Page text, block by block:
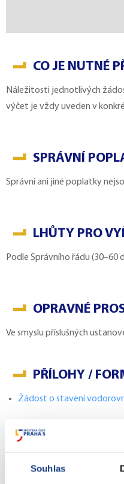
Souhlas
CO JE NUTNÉ
Náležitosti jednotlivých
výčet je vždy uveden v
SPRÁVNÍ
Správní ani jiné poplatky
LHŮTY PRO
Podle Správního řádu (30–60
OPRAVNÉ
Ve smyslu příslušných
PŘÍLOHY /
Žádost o stavení
KONTAKTY